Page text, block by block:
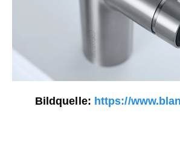
Bildquelle: https://